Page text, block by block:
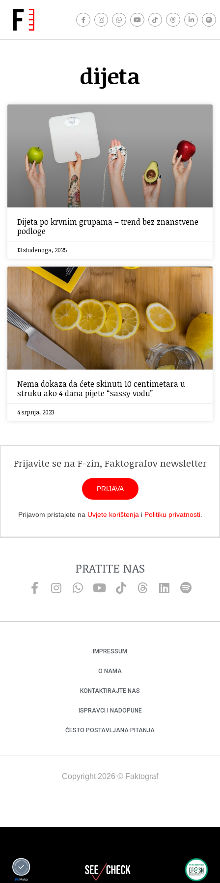
dijeta
Dijeta po krvnim grupama – trend bez znanstvene
podloge
13 studenoga, 2025
Nema dokaza da ćete skinuti 10 centimetara u
struku ako 4 dana pijete “sassy vodu”
4 srpnja, 2023
Prijavite se na F-zin, Faktografov newsletter
PRIJAVA
Prijavom pristajete na Uvjete korištenja i Politiku privatnosti.
PRATITE NAS
IMPRESSUM
O NAMA
KONTAKTIRAJTE NAS
ISPRAVCI I NADOPUNE
ČESTO POSTAVLJANA PITANJA
Copyright 2026 © Faktograf